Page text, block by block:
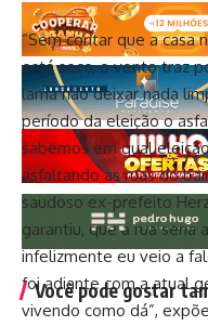
Você pode gostar
“Sem contar que a casa
está seco, o vento traz
lama não deixar nada
período da eleição o
sabemos em qual
asfaltando as ruas do
saudoso ex-prefeito
garantiu, que a rua seria
infelizmente eu veio a
foi adiante com a atual
vivendo como dá”,